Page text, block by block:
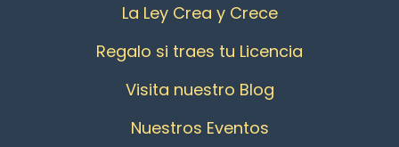
La Ley Crea y Crece
Regalo si traes tu Licencia
Visita nuestro Blog
Nuestros Eventos